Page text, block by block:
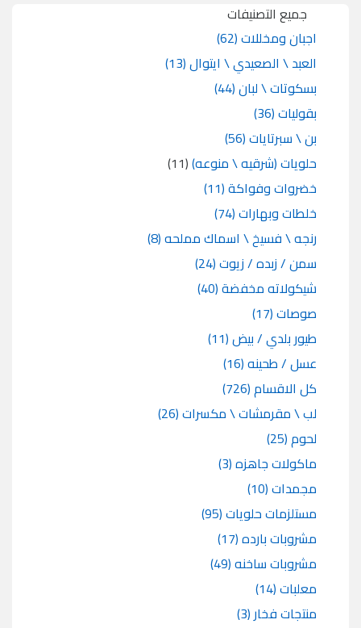
جميع التصنيفات
اجبان ومخللات(62)
العبد \ الصعيدي \ ايتوال(13)
بسكوتات \ لبان(44)
بقوليات(36)
بن \ سبرتايات(56)
حلويات (شرقيه \ منوعه)(11)
خضروات وفواكة(11)
خلطات وبهارات(74)
رنجه \ فسيخ \ اسماك مملحه(8)
سمن / زبده / زيوت(24)
شيكولاته مخفضة(40)
صوصات(17)
طيور بلدي / بيض(11)
عسل / طحينه(16)
كل الاقسام(726)
لب \ مقرمشات \ مكسرات(26)
لحوم(25)
ماكولات جاهزه(3)
مجمدات(10)
مستلزمات حلويات(95)
مشروبات بارده(17)
مشروبات ساخنه(49)
معلبات(14)
منتجات فخار(3)